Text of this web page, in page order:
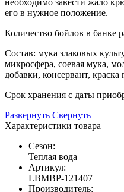
необходимо завести жало
его в нужное положение.
Количество бойлов в банке
Состав: мука злаковых
микросфера, соевая мука,
добавки, консервант, краска
Срок хранения с даты
Развернуть Свернуть
Характеристики товара
Сезон:
Теплая вода
Артикул:
LBMBP-121407
Производитель: